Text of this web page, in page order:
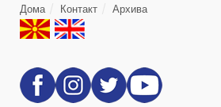
Дома Контакт Архива